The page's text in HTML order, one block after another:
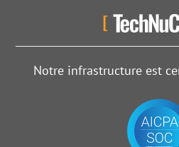
Notre infrastructure est